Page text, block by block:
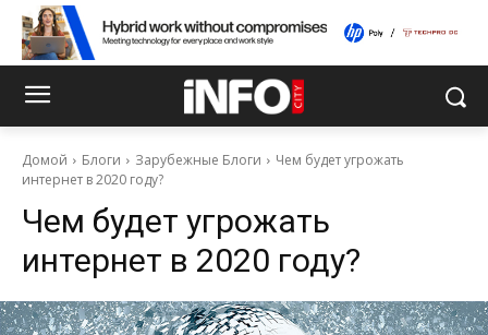
Домой Блоги Зарубежные Блоги
Чем будет угрожать
интернет в 2020 году?
Чем будет угрожать
интернет в 2020 году?